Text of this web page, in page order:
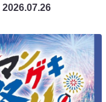
2026.07.26